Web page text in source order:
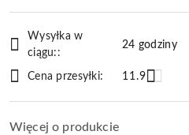
i
dostawa
Wysyłka w
ciągu::
24 godziny
Cena przesyłki: 11.9
Więcej o produkcie